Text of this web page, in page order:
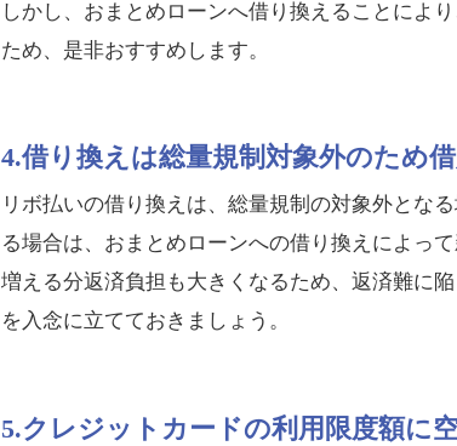
しかし、おまとめローンへ借り換えることによ
ため、是非おすすめします。
4.借り換えは総量規制対象外のため
リボ払いの借り換えは、総量規制の対象外とな
る場合は、おまとめローンへの借り換えによっ
増える分返済負担も大きくなるため、返済難に
を入念に立てておきましょう。
5.クレジットカードの利用限度額に